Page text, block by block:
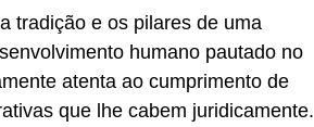
tradição e os pilares de uma
humano pautado no
atenta ao cumprimento de
que lhe cabem juridicamente.